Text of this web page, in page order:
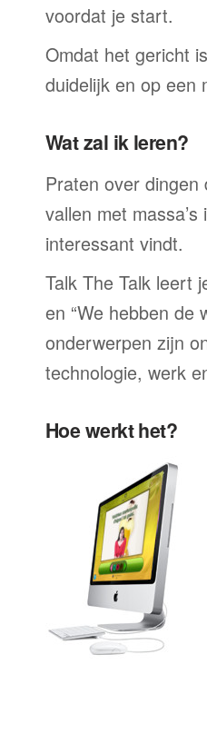
voordat je start.
Omdat het gericht
duidelijk en op een
Wat zal ik leren?
Praten over
vallen met
interessant vindt.
Talk The Talk leert
en “We hebben de
onderwerpen zijn
technologie, werk
Hoe werkt het?